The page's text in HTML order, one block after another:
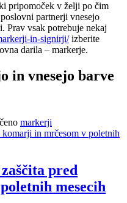
pripomoček v želji po čim
partnerji vnesejo
Prav vsak potrebuje nekaj
in-signirji/izberite
darila – markerje.
in vnesejo barve
markerji
pred
mesecih